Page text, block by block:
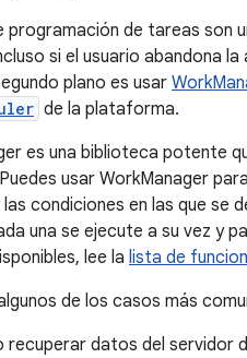
programación de tareas son
si el usuario abandona
plano es usar
de la plataforma.
es una biblioteca potente
usar WorkManager
condiciones en las que se
una se ejecute a su vez y
lee la lista de
de los casos más
recuperar datos del servidor